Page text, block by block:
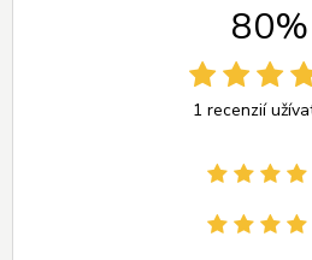
80%
1 recenzií